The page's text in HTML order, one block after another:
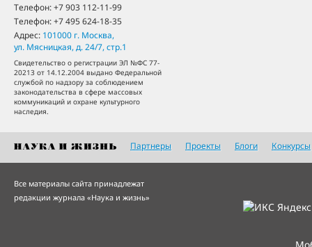
Телефон:+7 903 112-11-99
Телефон:+7 495 624-18-35
Адрес: 101000 г. Москва,
ул. Мясницкая, д. 24/7, стр.1
Свидетельство о регистрации ЭЛ №ФС 77-
20213 от 14.12.2004 выдано Федеральной
службой по надзору за соблюдением
законодательства в сфере массовых
коммуникаций и охране культурного
наследия.
Партнеры Проекты Блоги Конкурсы
Все материалы сайта принадлежат
редакции журнала «Наука и жизнь»